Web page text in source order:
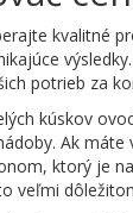
kvalitné
potrieb za
kúskov
Ak
ktorý je
veľmi